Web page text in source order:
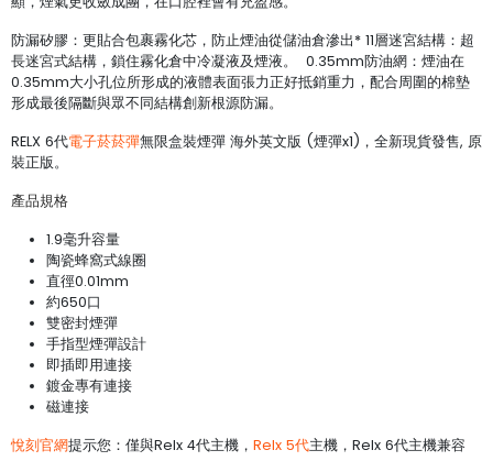
防漏矽膠：更貼合包裹霧化芯，防止煙油從儲油倉滲出* 11層迷宮結構：超
長迷宮式結構，鎖住霧化倉中冷凝液及煙液。 0.35mm防油網：煙油在
0.35mm大小孔位所形成的液體表面張力正好抵銷重力，配合周圍的棉墊
形成最後隔斷與眾不同結構創新根源防漏。
RELX 6代電子菸菸彈無限盒裝煙彈 海外英文版 (煙彈x1)，全新現貨發售, 原
裝正版。
產品規格
1.9毫升容量
陶瓷蜂窩式線圈
直徑0.01mm
約650口
雙密封煙彈
手指型煙彈設計
即插即用連接
鍍金專有連接
磁連接
悅刻官網提示您：僅與Relx 4代主機， Relx 5代主機，Relx 6代主機兼容